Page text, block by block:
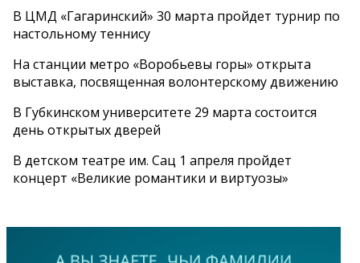
В ЦМД «Гагаринский» 30 марта пройдет турнир по
настольному теннису
На станции метро «Воробьевы горы» открыта
выставка, посвященная волонтерскому движению
В Губкинском университете 29 марта состоится
день открытых дверей
В детском театре им. Сац 1 апреля пройдет
концерт «Великие романтики и виртуозы»